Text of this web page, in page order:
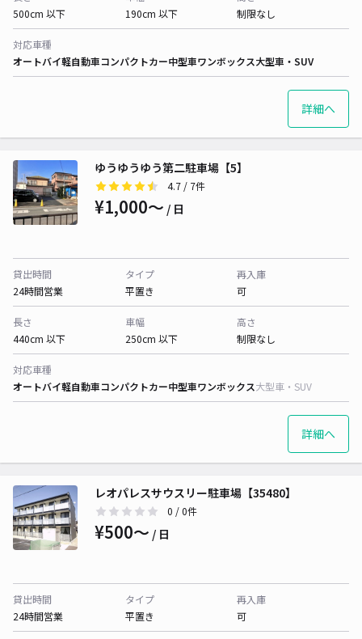
500cm 以下
190cm 以下
制限なし
対応車種
オートバイ軽自動車コンパクトカー中型車ワンボックス大型車・SUV
詳細へ
ゆうゆうゆう第二駐車場【5】
4.7 / 7件
¥1,000〜 / 日
貸出時間
24時間営業
タイプ
平置き
再入庫
可
長さ
440cm 以下
車幅
250cm 以下
高さ
制限なし
対応車種
オートバイ軽自動車コンパクトカー中型車ワンボックス大型車・SUV
詳細へ
レオパレスサウスリー駐車場【35480】
0 / 0件
¥500〜 / 日
貸出時間
24時間営業
タイプ
平置き
再入庫
可